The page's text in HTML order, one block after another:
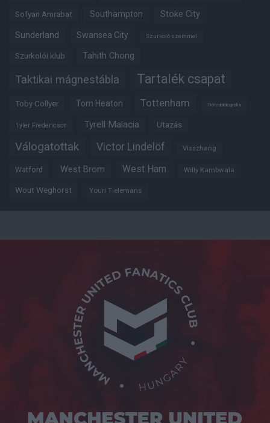
Sofyan Amrabat Southampton Stoke City
Sunderland Swansea City Szurkoló szemmel
Szurkolói klub Tahith Chong
Taktikai mágnestábla Tartalék csapat
Toby Collyer Tom Heaton Tottenham Trófeabibliográfia
Tyler Fredericson Tyrell Malacia Utazás
Válogatottak Victor Lindelöf Visszhang
Watford West Brom West Ham Willy Kambwala
Wout Weghorst Youri Tielemans